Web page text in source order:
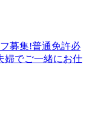
募集!普通免許必
婦でご一緒にお仕